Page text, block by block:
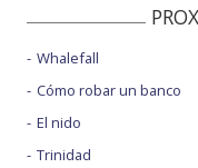
Whalefall
Cómo robar un banco
El nido
Trinidad